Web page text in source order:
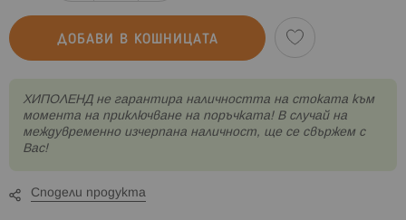
ДОБАВИ В КОШНИЦАТА
XИПОЛЕНД не гарантира наличността на стоката към
момента на приключване на поръчката! В случай на
междувременно изчерпана наличност, ще се свържем с
Вас!
Сподели продукта